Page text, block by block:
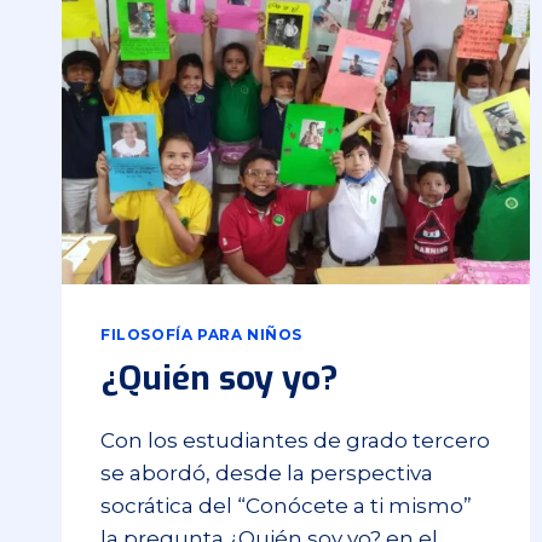
FILOSOFÍA PARA NIÑOS
¿Quién soy yo?
Con los estudiantes de grado tercero
se abordó, desde la perspectiva
socrática del “Conócete a ti mismo”